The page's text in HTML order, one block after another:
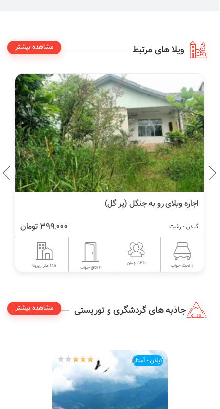
ویلا های مرتبط مشاهده بیشتر
اجاره ویلای رو به جنگل (پر گل)
399,000 تومان گیلان - رشت
2 تخت خواب تا 12 مهمان
2 اتاق خواب 145 متر زیربنا
جاذبه های گردشگری و توریستی مشاهده بیشتر
گیلان - آستارا